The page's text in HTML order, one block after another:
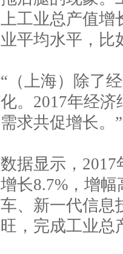
上工业总产值增
业平均水平，比
“（上海）除了
化。2017年经
需求共促增长。
数据显示，
增长8.7%，增
车、新一代信息
旺，完成工业总